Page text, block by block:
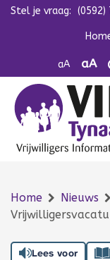
Navigatie overslaan
Stel je vraag: (0592)
aA aA
Home
Nieuws
Lees voor